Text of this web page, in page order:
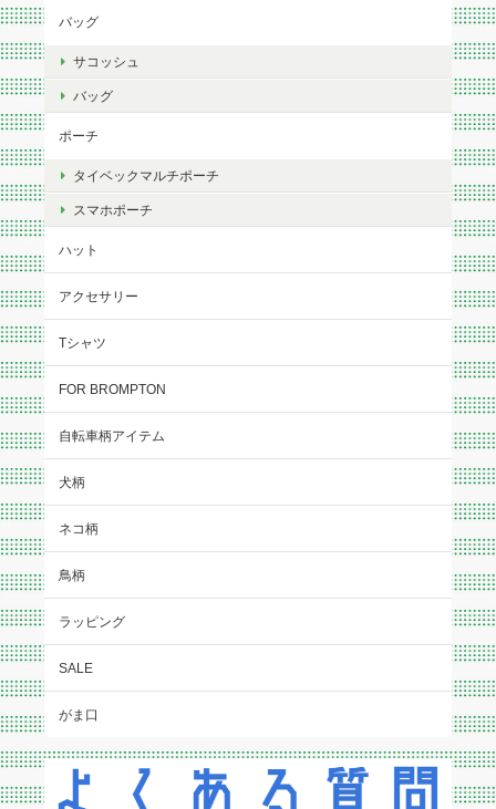
バッグ
サコッシュ
バッグ
ポーチ
タイベックマルチポーチ
スマホポーチ
ハット
アクセサリー
Tシャツ
FOR BROMPTON
自転車柄アイテム
犬柄
ネコ柄
鳥柄
ラッピング
SALE
がま口